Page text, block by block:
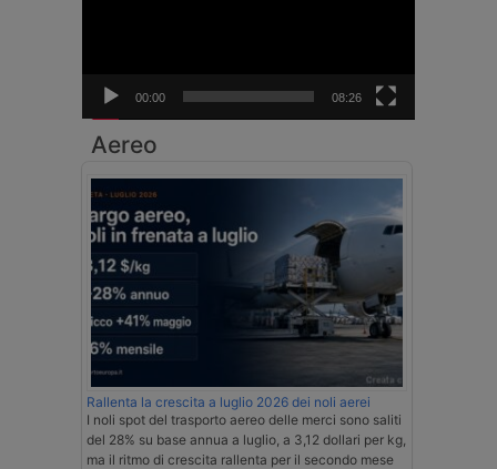
00:00 08:26
Aereo
Rallenta la crescita a luglio 2026 dei noli aerei
I noli spot del trasporto aereo delle merci sono saliti
del 28% su base annua a luglio, a 3,12 dollari per kg,
ma il ritmo di crescita rallenta per il secondo mese